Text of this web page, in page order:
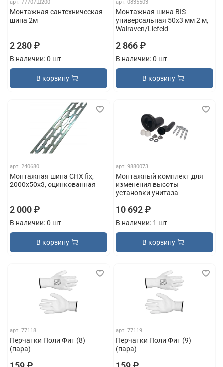
арт.77707Ш200
Монтажная сантехническая
шина 2м
2 280 ₽
В наличии: 0 шт
В корзину
арт. 0835503
Монтажная шина BIS
универсальная 50х3 мм 2 м,
Walraven/Liefeld
2 866 ₽
В наличии: 0 шт
В корзину
арт.240680
Монтажная шина СНХ fix,
2000х50х3, оцинкованная
2 000 ₽
В наличии: 0 шт
В корзину
арт. 9880073
Монтажный комплект для
изменения высоты
установки унитаза
10 692 ₽
В наличии: 1 шт
В корзину
арт.77118
Перчатки Поли Фит (8)
(пара)
арт. 77119
Перчатки Поли Фит (9)
(пара)